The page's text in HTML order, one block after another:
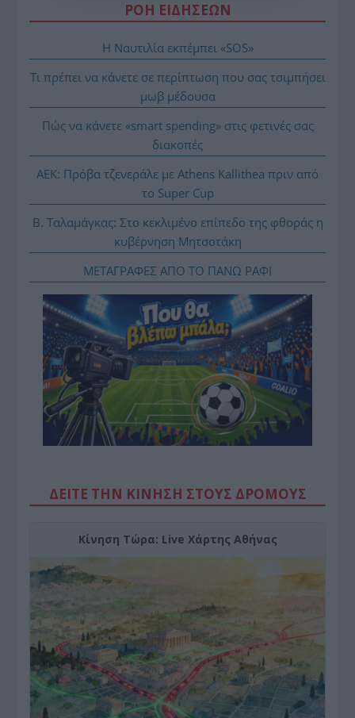
ΡΟΗ ΕΙΔΗΣΕΩΝ
Η Ναυτιλία εκπέμπει «SOS»
Τι πρέπει να κάνετε σε περίπτωση που σας τσιμπήσει
μωβ μέδουσα
Πώς να κάνετε «smart spending» στις φετινές σας
διακοπές
ΑΕΚ: Πρόβα τζενεράλε με Athens Kallithea πριν από
το Super Cup
Β. Ταλαμάγκας: Στο κεκλιμένο επίπεδο της φθοράς η
κυβέρνηση Μητσοτάκη
ΜΕΤΑΓΡΑΦΕΣ ΑΠΟ ΤΟ ΠΑΝΩ ΡΑΦΙ
ΔΕΙΤΕ ΤΗΝ ΚΙΝΗΣΗ ΣΤΟΥΣ ΔΡΌΜΟΥΣ
Κίνηση Τώρα: Live Χάρτης Αθήνας